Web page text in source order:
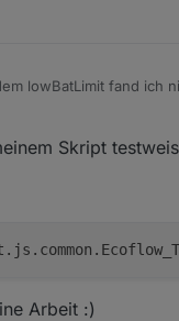
function (obj) {
Event:" +
+ "."
lowBatLimit fand ich
wenn
// gooflo:
&&
Skript
Arbeit :)